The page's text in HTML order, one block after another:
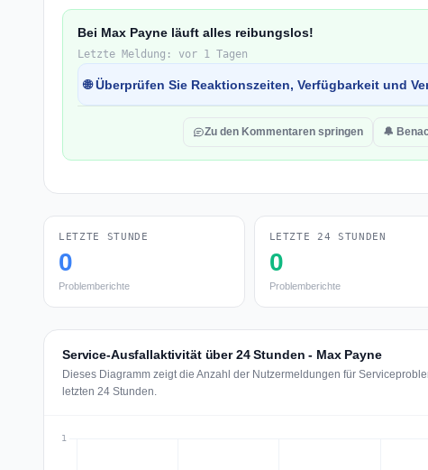
Bei Max Payne läuft alles reibungslos!
Letzte Meldung: vor 1 Tagen
🌐 Überprüfen Sie Reaktionszeiten, Verfügbarkeit und
Zu den Kommentaren springen 🔔
LETZTE STUNDE
0
Problemberichte
LETZTE 24 STUNDEN
0
Problemberichte
Service-Ausfallaktivität über 24 Stunden - Max Payne
Dieses Diagramm zeigt die Anzahl der Nutzermeldungen für
letzten 24 Stunden.